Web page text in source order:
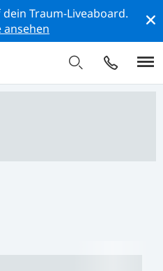
dein Traum-Liveaboard.
ansehen